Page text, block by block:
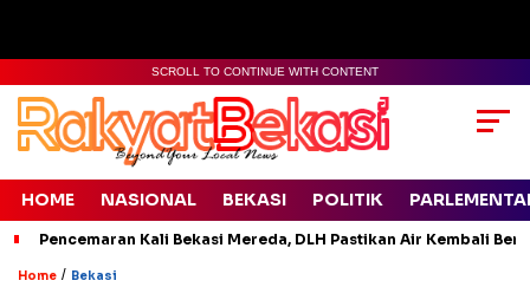
SCROLL TO CONTINUE WITH CONTENT
HOME NASIONAL BEKASI POLITIK
Pencemaran Kali Bekasi Mereda, DLH Pastikan Air Kembali
Home / Bekasi